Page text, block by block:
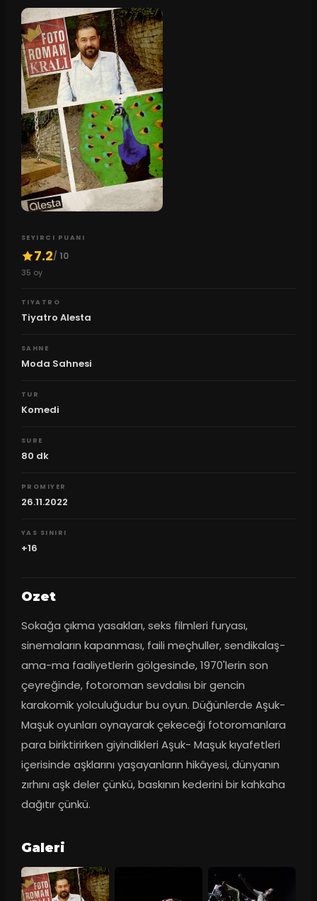
SEYIRCI PUANI
7.2/ 10
35 oy
TIYATRO
Tiyatro Alesta
SAHNE
Moda Sahnesi
TUR
Komedi
SURE
80 dk
PROMIYER
26.11.2022
YAS SINIRI
+16
Ozet
Sokağa çıkma yasakları, seks filmleri furyası,
sinemaların kapanması, faili meçhuller, sendikalaş-
ama-ma faaliyetlerin gölgesinde, 1970'lerin son
çeyreğinde, fotoroman sevdalısı bir gencin
karakomik yolculuğudur bu oyun. Düğünlerde Aşuk-
Maşuk oyunları oynayarak çekeceği fotoromanlara
para biriktirirken giyindikleri Aşuk- Maşuk kıyafetleri
içerisinde aşklarını yaşayanların hikâyesi, dünyanın
zırhını aşk deler çünkü, baskının kederini bir kahkaha
dağıtır çünkü.
Galeri